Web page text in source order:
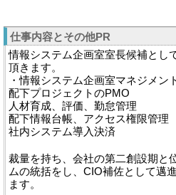
仕事内容とその他PR
情報システム企画室室長候補とし
頂きます。
・情報システム企画室マネジメン
配下プロジェクトのPMO
人材育成、評価、勤怠管理
配下情報台帳、アクセス権限管理
社内システム導入決済
裁量を持ち、会社の第二創設期と
ムの統括をし、CIO補佐として邁
ます。